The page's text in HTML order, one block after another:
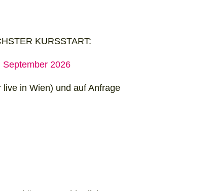
KURSSTART:
September 2026
live in Wien) und auf Anfrage